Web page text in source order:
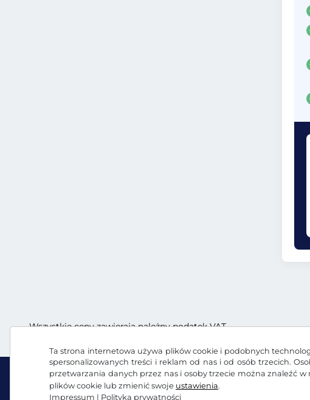
Ta strona internetowa używa plików cookie i podobnych
spersonalizowanych treści i reklam od nas i od osób trzecich.
przetwarzania danych przez nas i osoby trzecie można znaleźć w
plików cookie lub zmienić swoje ustawienia.
Impressum | Polityka prywatności
Wszystkie ceny zawierają należny podatek VAT.